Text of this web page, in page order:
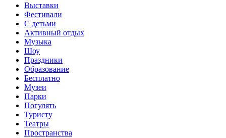
Выставки
Фестивали
С детьми
Активный отдых
Музыка
Шоу
Праздники
Образование
Бесплатно
Музеи
Парки
Погулять
Туристу
Театры
Пространства